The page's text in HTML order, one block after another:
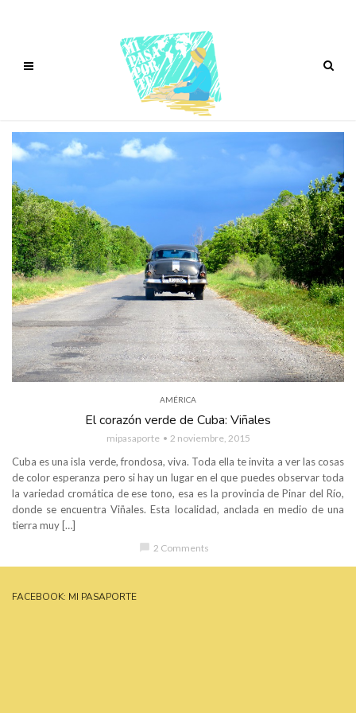
AMÉRICA
El corazón verde de Cuba: Viñales
mipasaporte 2 noviembre, 2015
Cuba es una isla verde, frondosa, viva. Toda ella te invita a ver las cosas
de color esperanza pero si hay un lugar en el que puedes observar toda
la variedad cromática de ese tono, esa es la provincia de Pinar del Río,
donde se encuentra Viñales. Esta localidad, anclada en medio de una
tierra muy […]
2 Comments
FACEBOOK: MI PASAPORTE